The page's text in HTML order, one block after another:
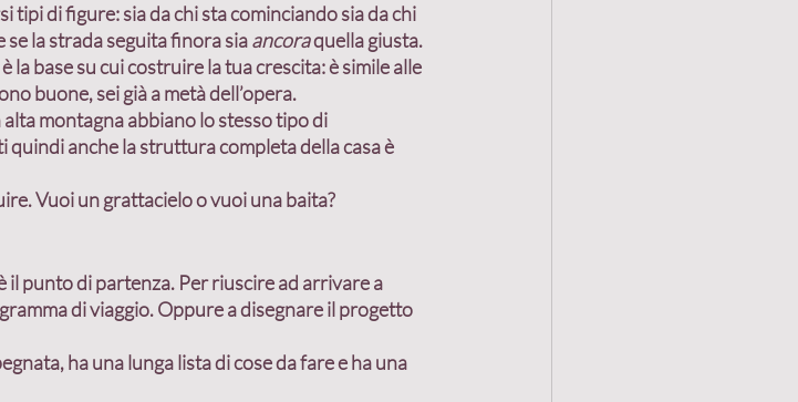
tipi di figure: sia da chi sta cominciando sia da chi
se la strada seguita finora sia ancora quella giusta.
base su cui costruire la tua crescita: è simile alle
buone, sei già a metà dell’opera.
alta montagna abbiano lo stesso tipo di
anche la struttura completa della casa è
Vuoi un grattacielo o vuoi una baita?
il punto di partenza. Per riuscire ad arrivare a
di viaggio. Oppure a disegnare il progetto
ha una lunga lista di cose da fare e ha una